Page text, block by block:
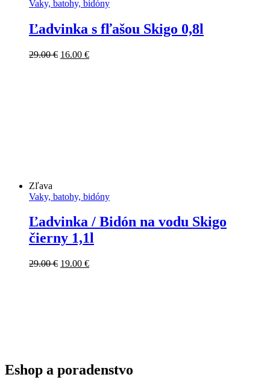
Vaky, batohy, bidóny
Ľadvinka s fľašou Skigo 0,8l
29.00€ Pôvodná
16.00 €Aktuálna
Zľava
Vaky, batohy, bidóny
Ľadvinka / Bidón na vodu Skigo
čierny 1,1l
29.00€ Pôvodná
19.00 €Aktuálna
Eshop a poradenstvo